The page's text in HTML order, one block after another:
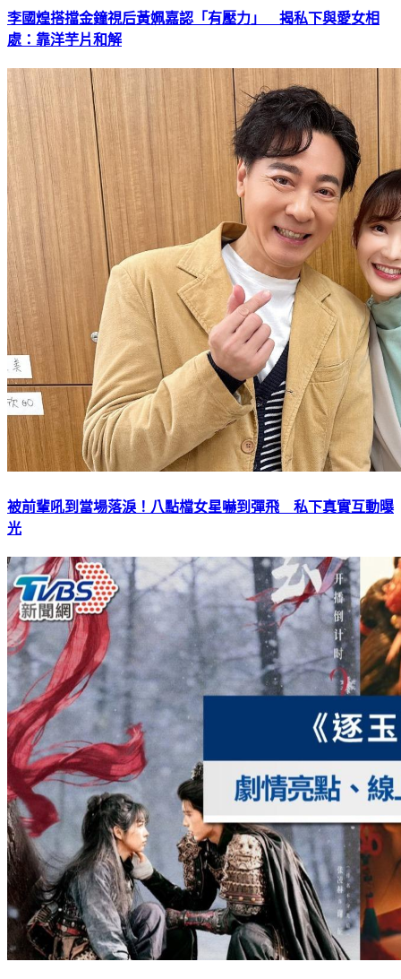
李國煌搭擋金鐘視后黃姵嘉認「有壓力」 揭私下與愛女相
處：靠洋芋片和解
被前輩吼到當場落淚！八點檔女星嚇到彈飛 私下真實互動曝
光